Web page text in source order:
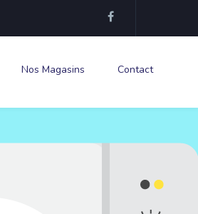
Nos Magasins Contact